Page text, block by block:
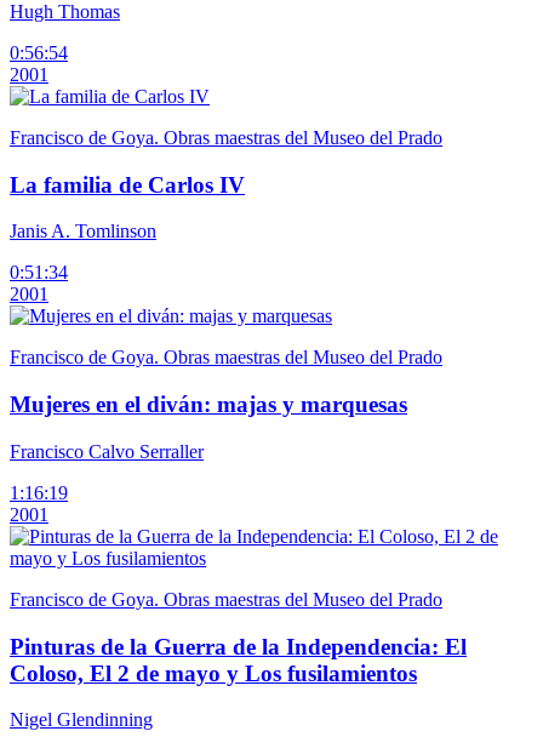
Hugh Thomas
0:56:54
2001
Francisco de Goya. Obras maestras del Museo del Prado
La familia de Carlos IV
Janis A. Tomlinson
0:51:34
2001
Francisco de Goya. Obras maestras del Museo del Prado
Mujeres en el diván: majas y marquesas
Francisco Calvo Serraller
1:16:19
2001
Francisco de Goya. Obras maestras del Museo del Prado
Pinturas de la Guerra de la Independencia: El
Coloso, El 2 de mayo y Los fusilamientos
Nigel Glendinning